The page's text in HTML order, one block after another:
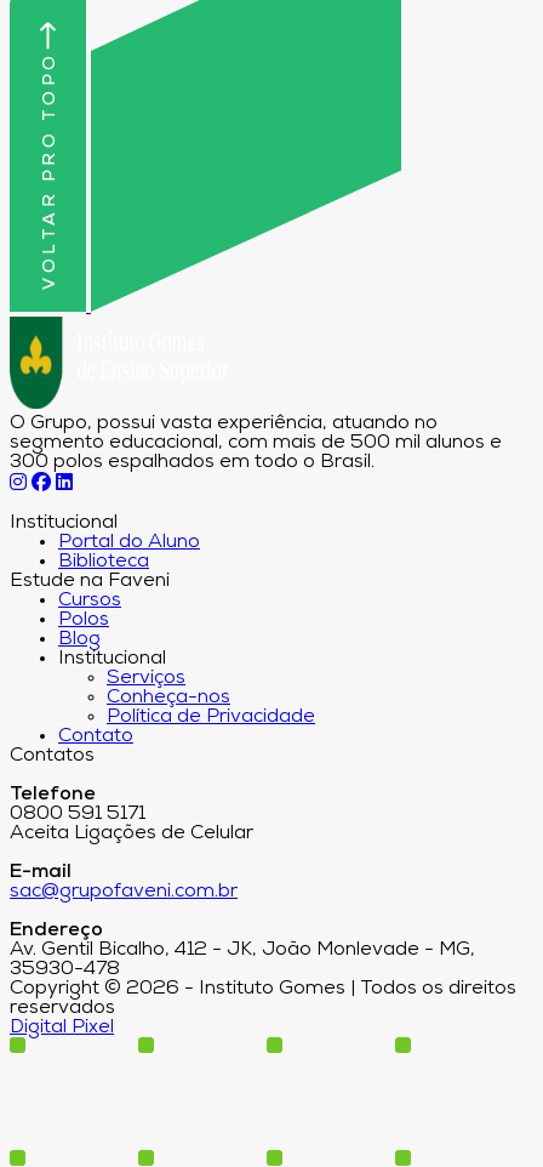
VOLTAR PRO TOPO
O Grupo, possui vasta experiência, atuando no
segmento educacional, com mais de 500 mil alunos e
300 polos espalhados em todo o Brasil.
Institucional
Portal do Aluno
Biblioteca
Estude na Faveni
Cursos
Polos
Blog
Institucional
Serviços
Conheça-nos
Política de Privacidade
Contato
Contatos
Telefone
0800 591 5171
Aceita Ligações de Celular
E-mail
sac@grupofaveni.com.br
Endereço
Av. Gentil Bicalho, 412 - JK, João Monlevade - MG,
35930-478
Copyright © 2026 - Instituto Gomes | Todos os direitos
reservados
Digital Pixel